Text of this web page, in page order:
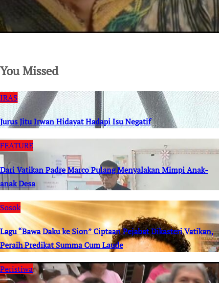
You Missed
IRAS
Jurus Jitu Irwan Hidayat Hadapi Isu Negatif
FEATURE
Dari Vatikan Padre Marco Pulang Menyalakan Mimpi Anak-
anak Desa
Sosok
Lagu “Bawa Daku ke Sion” Ciptaan Pejabat Dikasteri Vatikan,
Peraih Predikat Summa Cum Laude
Peristiwa